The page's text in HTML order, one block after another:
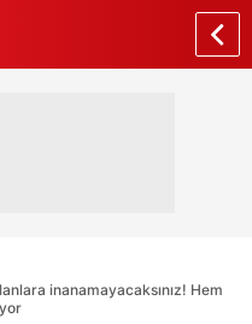
inanamayacaksınız! Hem